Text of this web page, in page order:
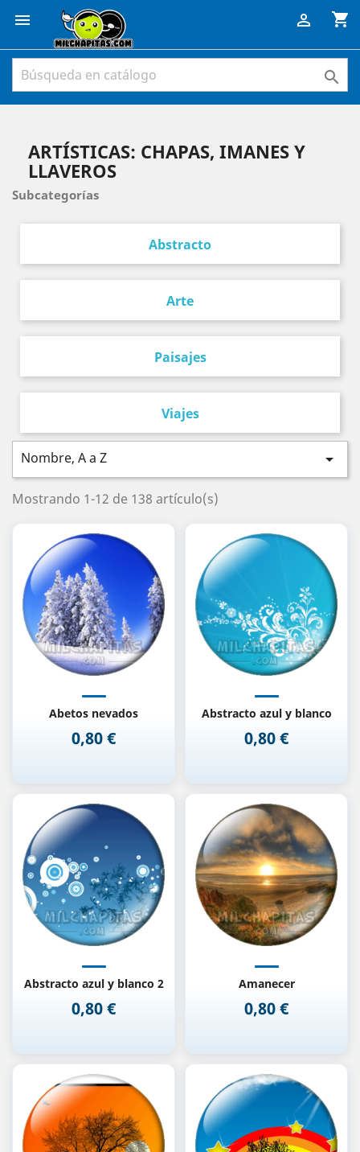
 shopping_cart


ARTÍSTICAS: CHAPAS, IMANES Y
LLAVEROS
Subcategorías
Abstracto
Arte
Paisajes
Viajes
Nombre, A a Z 
Mostrando 1-12 de 138 artículo(s)
Abetos nevados
Precio
0,80 €
Abstracto azul y blanco
Precio
0,80 €
Abstracto azul y blanco 2
Precio
0,80 €
Amanecer
Precio
0,80 €